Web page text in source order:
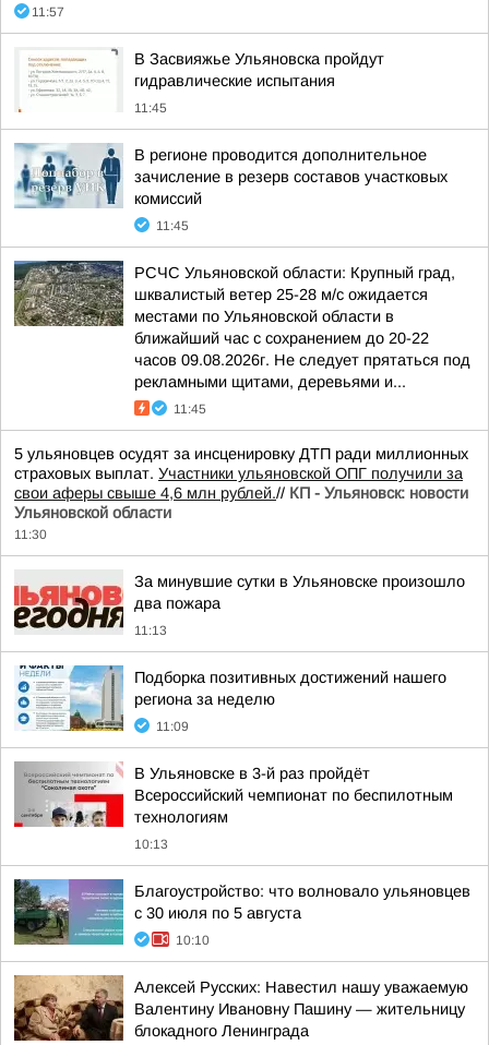
11:57
В Засвияжье Ульяновска пройдут
гидравлические испытания
11:45
В регионе проводится дополнительное
зачисление в резерв составов участковых
комиссий
11:45
РСЧС Ульяновской области: Крупный град,
шквалистый ветер 25-28 м/с ожидается
местами по Ульяновской области в
ближайший час с сохранением до 20-22
часов 09.08.2026г. Не следует прятаться под
рекламными щитами, деревьями и...
11:45
5 ульяновцев осудят за инсценировку ДТП ради миллионных
страховых выплат. Участники ульяновской ОПГ получили за
свои аферы свыше 4,6 млн рублей.// КП - Ульяновск: новости
Ульяновской области
11:30
За минувшие сутки в Ульяновске произошло
два пожара
11:13
Подборка позитивных достижений нашего
региона за неделю
11:09
В Ульяновске в 3-й раз пройдёт
Всероссийский чемпионат по беспилотным
технологиям
10:13
Благоустройство: что волновало ульяновцев
с 30 июля по 5 августа
10:10
Алексей Русских: Навестил нашу уважаемую
Валентину Ивановну Пашину — жительницу
блокадного Ленинграда